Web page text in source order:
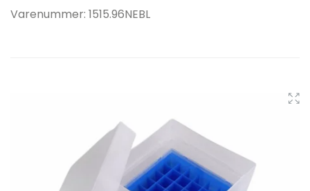
Varenummer: 1515.96NEBL